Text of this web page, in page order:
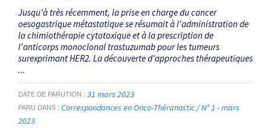
Jusqu'à très récemment, la prise en charge du cancer
oesogastrique métastatique se résumait à l'administration de
la chimiothérapie cytotoxique et à la prescription de
l'anticorps monoclonal trastuzumab pour les tumeurs
surexprimant HER2. La découverte d'approches thérapeutiques
...
DATE DE PARUTION 31 mars 2023
PARU DANS
Correspondances en Onco-Théranostic / N° 1 - mars
2023